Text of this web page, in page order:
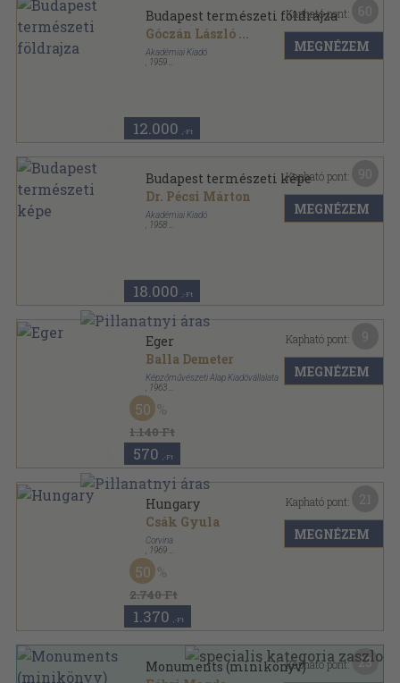
Budapest természeti földrajza
Góczán László ...
Akadémiai Kiadó
1959
12.000 ,-Ft
Kapható pont:
MEGNÉZEM
Budapest természeti képe
Dr. Pécsi Márton
Akadémiai Kiadó
1958
18.000 ,-Ft
Kapható pont:
MEGNÉZEM
Eger
Balla Demeter
Képzőművészeti Alap Kiadóvállalata
1963
Fűzött kemény papírkötés
1.140 Ft
50
570 ,-Ft
Kapható pont:
MEGNÉZEM
Hungary
Csák Gyula
Corvina
1969
Fűzött kemény papírkötés
2.740 Ft
50
1.370 ,-Ft
Kapható pont:
MEGNÉZEM
Monuments (minikönyv)Kapható pont: 23